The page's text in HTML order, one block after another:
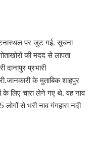
पर जुट गई. सूचना
की मदद से लापता
प्रभारी
के मुताबिक शाहपुर
लिए चारा लेने गए थे. वह नाव
से भरी नाव गंगहारा नदी